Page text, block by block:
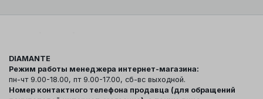
DIAMANTE
Режим работы менеджера интернет-магазина:
пн-чт 9.00-18.00, пт 9.00-17.00, сб-вс выходной.
Номер контактного телефона продавца (для обращений